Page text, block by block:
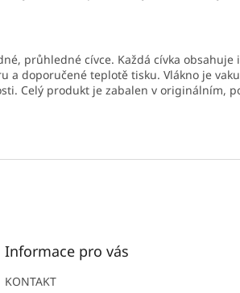
průhledné cívce. Každá cívka obsahuje
a doporučené teplotě tisku. Vlákno je
Celý produkt je zabalen v originálním,
Informace pro vás
KONTAKT